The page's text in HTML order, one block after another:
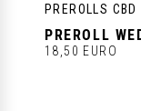
PREROLLS CBD
PREROLL
18,50 EURO